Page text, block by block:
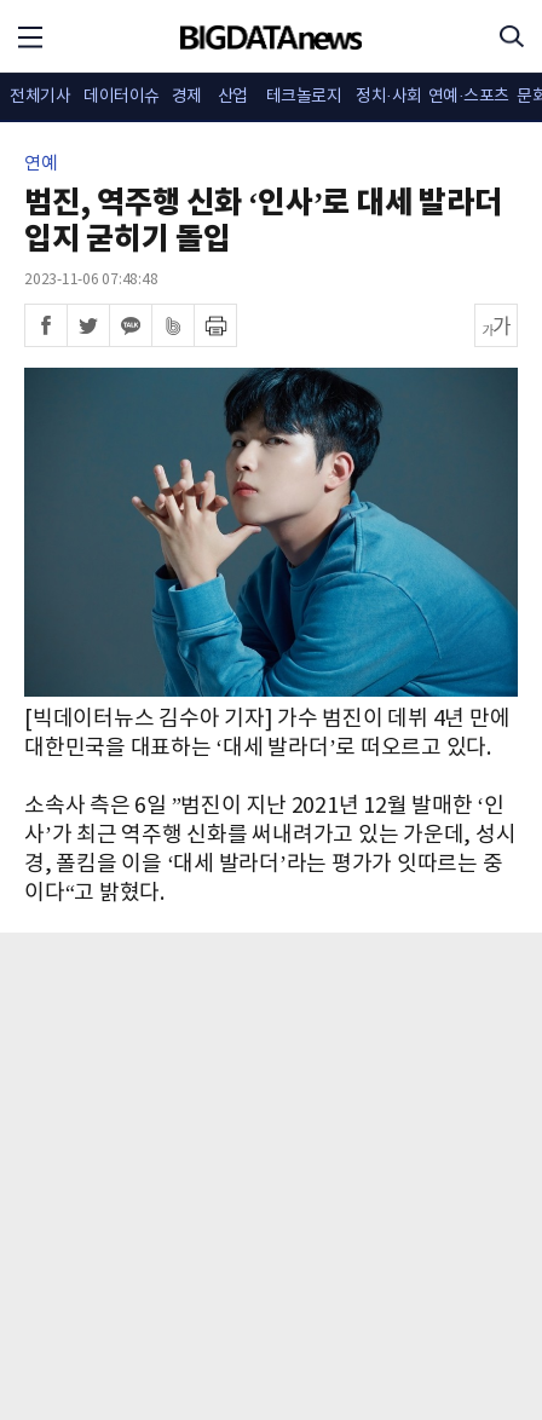
전체기사 데이터이슈 경제 산업 테크놀로지 정치·사회 연예·스포츠 문
연예
범진, 역주행 신화 ‘인사’로 대세 발라더
입지 굳히기 돌입
2023-11-06 07:48:48
[빅데이터뉴스 김수아 기자] 가수 범진이 데뷔 4년 만에
대한민국을 대표하는 ‘대세 발라더’로 떠오르고 있다.
소속사 측은 6일 ”범진이 지난 2021년 12월 발매한 ‘인
사’가 최근 역주행 신화를 써내려가고 있는 가운데, 성시
경, 폴킴을 이을 ‘대세 발라더’라는 평가가 잇따르는 중
이다“고 밝혔다.